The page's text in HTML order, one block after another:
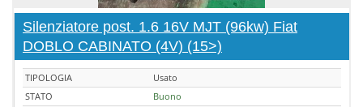
Silenziatore post. 1.6 16V MJT (96kw) Fiat
DOBLO CABINATO (4V) (15>)
TIPOLOGIA
Usato
STATO
Buono